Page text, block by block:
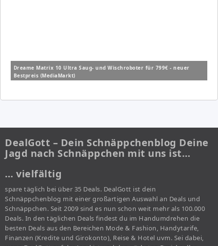
Dreame Matrix 10 Ultra Saug- und Wischroboter für 799€ - neuer
Bestpreis (MediaMarkt)
DealGott – Dein Schnäppchenblog Deine
Jagd nach Schnäppchen mit uns ist…
… vielfältig
spare täglich bei über 35 Deals. DealGott ist dein
Schnäppchenblog mit einer großartigen Auswahl an Deals und
Schnäppchen. Seit 2009 sind es nun schon weit mehr als 100.000
Deals. In den täglichen Deals findest du im Handumdrehen die
besten Deals aus den Bereichen Mode & Fashion, Handytarife,
Finanzen (Kredite und Girokonto), Reise & Hotel uvm. Sei dabei,